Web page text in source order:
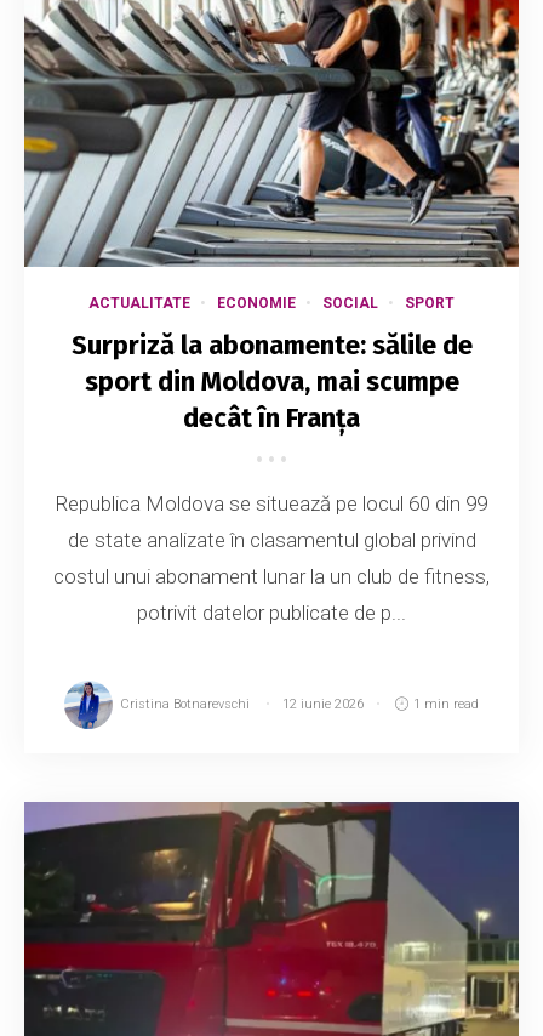
ACTUALITATE ECONOMIE SOCIAL SPORT
Surpriză la abonamente: sălile de
sport din Moldova, mai scumpe
decât în Franța
Republica Moldova se situează pe locul 60 din 99
de state analizate în clasamentul global privind
costul unui abonament lunar la un club de fitness,
potrivit datelor publicate de p...
Cristina Botnarevschi 12 iunie 2026 1 min read